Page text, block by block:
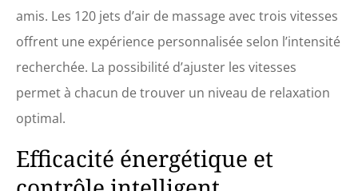
amis. Les 120 jets d’air de massage avec trois vitesses
offrent une expérience personnalisée selon l’intensité
recherchée. La possibilité d’ajuster les vitesses
permet à chacun de trouver un niveau de relaxation
optimal.
Efficacité énergétique et